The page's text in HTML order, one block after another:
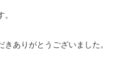
ありがとうございました。